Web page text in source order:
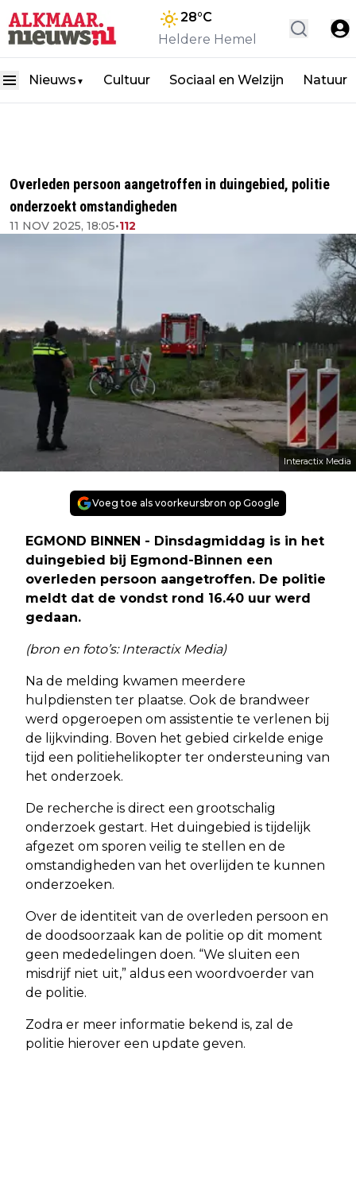
28°C
Heldere Hemel
Nieuws ▼ Cultuur Sociaal en Welzijn Natuur
Overleden persoon aangetroffen in duingebied, politie
onderzoekt omstandigheden
11 NOV 2025, 18:05•112
Interactix Media
Voeg toe als voorkeursbron op Google
EGMOND BINNEN - Dinsdagmiddag is in het
duingebied bij Egmond-Binnen een
overleden persoon aangetroffen. De politie
meldt dat de vondst rond 16.40 uur werd
gedaan.
(bron en foto’s: Interactix Media)
Na de melding kwamen meerdere
hulpdiensten ter plaatse. Ook de brandweer
werd opgeroepen om assistentie te verlenen bij
de lijkvinding. Boven het gebied cirkelde enige
tijd een politiehelikopter ter ondersteuning van
het onderzoek.
De recherche is direct een grootschalig
onderzoek gestart. Het duingebied is tijdelijk
afgezet om sporen veilig te stellen en de
omstandigheden van het overlijden te kunnen
onderzoeken.
Over de identiteit van de overleden persoon en
de doodsoorzaak kan de politie op dit moment
geen mededelingen doen. “We sluiten een
misdrijf niet uit,” aldus een woordvoerder van
de politie.
Zodra er meer informatie bekend is, zal de
politie hierover een update geven.